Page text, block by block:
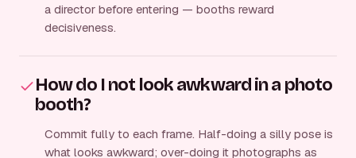
a director before entering — booths reward
decisiveness.
How do I not look awkward in a photo
booth?
Commit fully to each frame. Half-doing a silly pose is
what looks awkward; over-doing it photographs as